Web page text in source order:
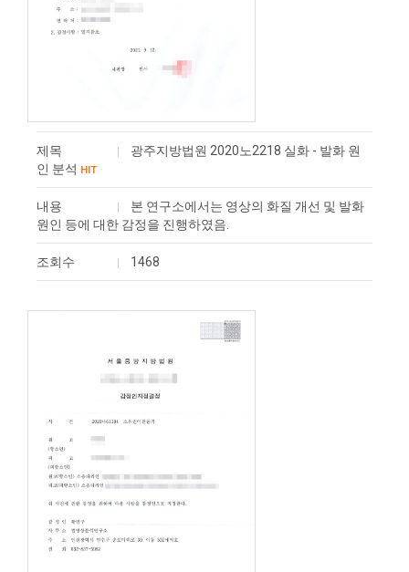
제목
광주지방법원 2020노2218 실화 - 발화 원
인 분석 HIT
내용
본 연구소에서는 영상의 화질 개선 및 발화
원인 등에 대한 감정을 진행하였음.
조회수 1468